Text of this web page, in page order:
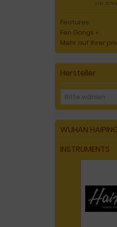
inkl. 20 %
Features:
Fen Gongs »
Mehr auf Ihrer
Hersteller
Bitte wählen
WUHAN
INSTRUMENTS